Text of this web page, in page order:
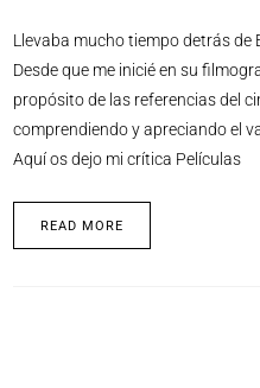
Llevaba mucho tiempo detrás de
Desde que me inicié en su
propósito de las referencias del
comprendiendo y apreciando el
Aquí os dejo mi crítica Películas
READ MORE